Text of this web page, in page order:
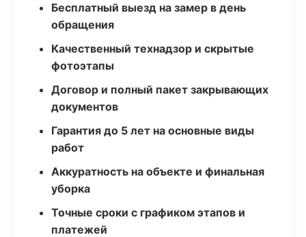
Бесплатный выезд на замер в день
обращения
Качественный технадзор и скрытые
фотоэтапы
Договор и полный пакет закрывающих
документов
Гарантия до 5 лет на основные виды
работ
Аккуратность на объекте и финальная
уборка
Точные сроки с графиком этапов и
платежей